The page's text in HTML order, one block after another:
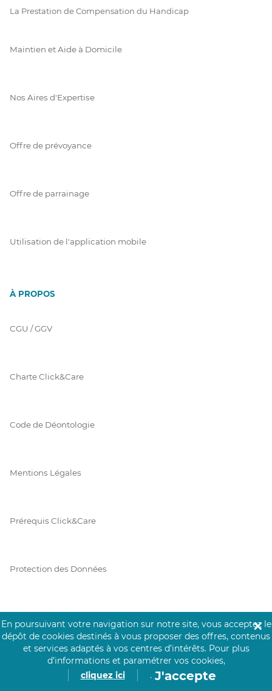
La Prestation de Compensation du Handicap
Maintien et Aide à Domicile
Nos Aires d'Expertise
Offre de prévoyance
Offre de parrainage
Utilisation de l'application mobile
À PROPOS
CGU / GGV
Charte Click&Care
Code de Déontologie
Mentions Légales
Prérequis Click&Care
Protection des Données
PAIEMENT SÉCURISÉ
En poursuivant votre navigation sur notre site, vous acceptez le
dépôt de cookies destinés à vous proposer des offres, contenus
et services adaptés à vos centres d’intérêts. Pour plus
d’informations et paramétrer vos cookies,
cliquez ici
. J'accepte
✕